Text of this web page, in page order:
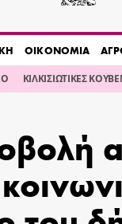
ΟΙΚΟΝΟΜΙΑ
ΚΙΛΚΙΣΙΩΤΙΚΕΣ